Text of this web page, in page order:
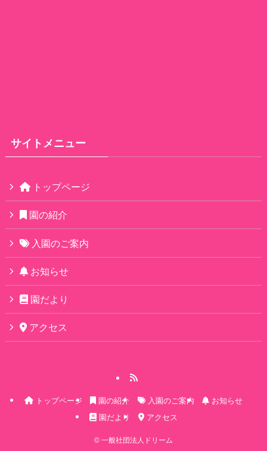
サイトメニュー
トップページ
園の紹介
入園のご案内
お知らせ
園だより
アクセス
トップページ 園の紹介 入園のご案内
お知らせ
園だより
アクセス
© 一般社団法人ドリーム